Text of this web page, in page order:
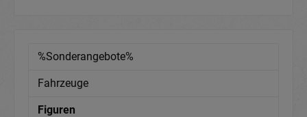
%Sonderangebote%
Fahrzeuge
Figuren